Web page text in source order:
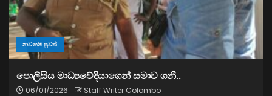
නවතම පුවත්
පොලිසිය මාධ්‍යවේදියාගෙන් සමාව ගනී..
06/01/2026 Staff Writer Colombo